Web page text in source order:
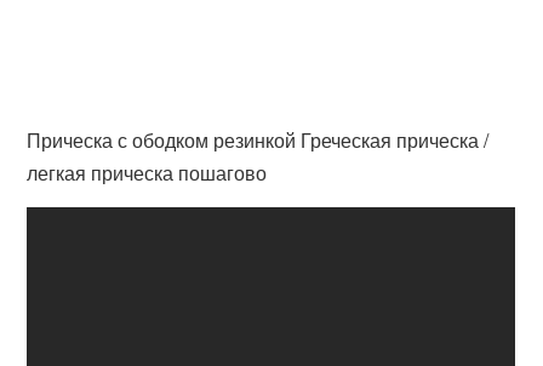
Прическа с ободком резинкой Греческая прическа /
легкая прическа пошагово